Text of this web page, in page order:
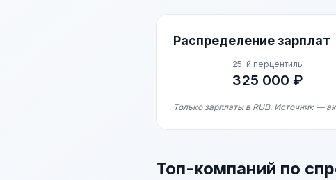
Распределение зарплат
25-й перцентиль
325 000 ₽
Только зарплаты в RUB. Источник —
Топ-компаний по